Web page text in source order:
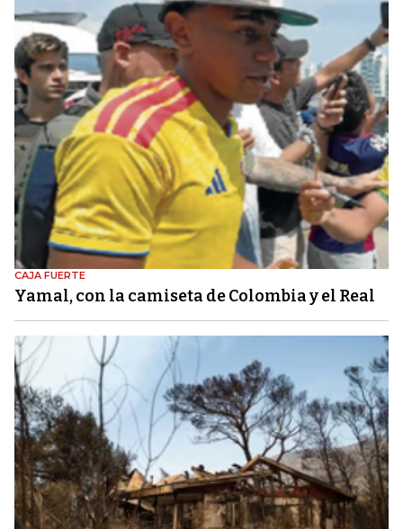
CAJA FUERTE
Yamal, con la camiseta de Colombia y el Real